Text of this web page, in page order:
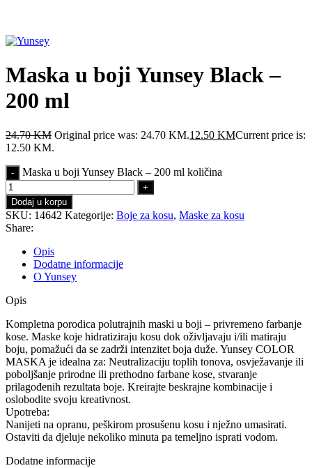
Maska u boji Yunsey Black –
200 ml
24.70KM Original price was: 24.70 KM.12.50 KMCurrent price is:
12.50 KM.
Maska u boji Yunsey Black – 200 ml količina
Dodaj u korpu
SKU: 14642 Kategorije: Boje za kosu, Maske za kosu
Share:
Opis
Dodatne informacije
O Yunsey
Opis
Kompletna porodica polutrajnih maski u boji – privremeno farbanje
kose. Maske koje hidratiziraju kosu dok oživljavaju i/ili matiraju
boju, pomažući da se zadrži intenzitet boja duže. Yunsey COLOR
MASKA je idealna za: Neutralizaciju toplih tonova, osvježavanje ili
poboljšanje prirodne ili prethodno farbane kose, stvaranje
prilagođenih rezultata boje. Kreirajte beskrajne kombinacije i
oslobodite svoju kreativnost.
Upotreba:
Nanijeti na opranu, peškirom prosušenu kosu i nježno umasirati.
Ostaviti da djeluje nekoliko minuta pa temeljno isprati vodom.
Dodatne informacije